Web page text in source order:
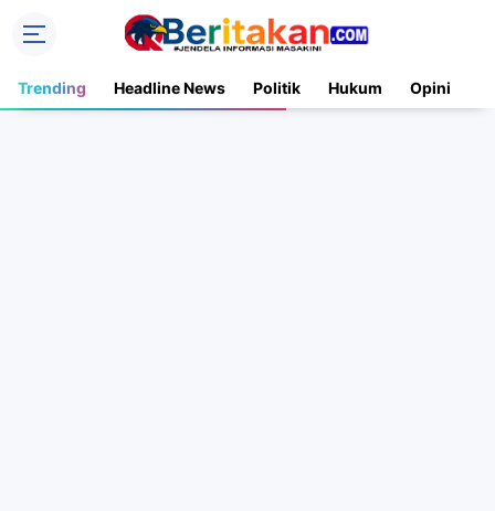
Trending Headline News Politik Hukum Opini